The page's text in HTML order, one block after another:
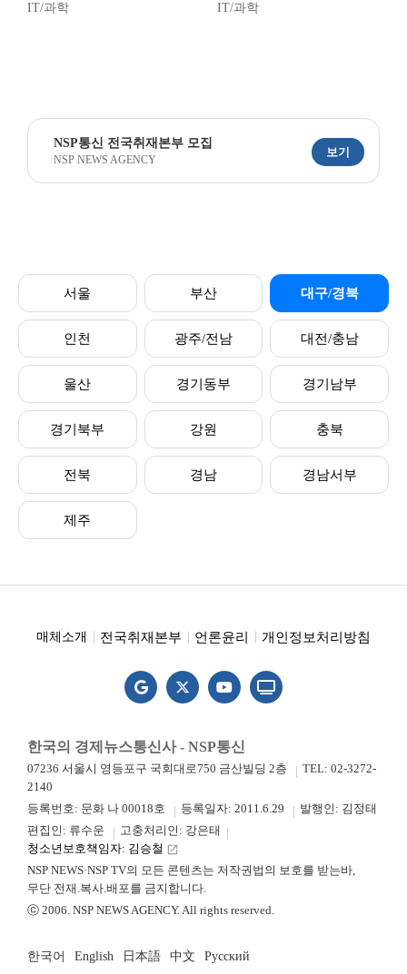
IT/과학 IT/과학
NSP통신 전국취재본부 모집
NSP NEWS AGENCY
보기
서울 부산 대구/경북
인천 광주/전남 대전/충남
울산 경기동부 경기남부
경기북부 강원 충북
전북 경남 경남서부
제주
매체소개 전국취재본부 언론윤리 개인정보처리방침
한국의 경제뉴스통신사 - NSP통신
07236 서울시 영등포구 국회대로750 금산빌딩 2층
TEL: 02-3272-
2140
등록번호: 문화 나 00018호
등록일자: 2011.6.29
발행인: 김정태
편집인: 류수운
고충처리인: 강은태
청소년보호책임자: 김승철 launch
NSP NEWS·NSP TV의 모든 콘텐츠는 저작권법의 보호를 받는바,
무단 전재.복사.배포를 금지합니다.
ⓒ 2006. NSP NEWS AGENCY. All rights reserved.
한국어 English 日本語 中文 Русский